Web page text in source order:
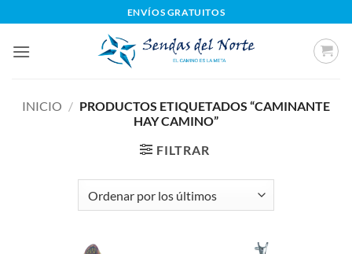
al
contenido
ENVÍOS GRATUITOS
INICIO / PRODUCTOS ETIQUETADOS “CAMINANTE
HAY CAMINO”
FILTRAR